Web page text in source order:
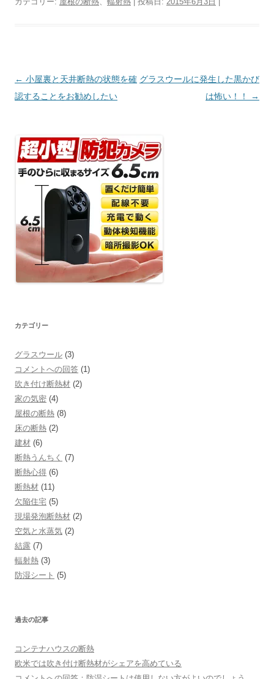
投
稿
ゲ
ー
ン
← 小屋裏と天井断熱の状態を確
認することをお勧めしたい
グラスウールに発生した黒かび
は怖い！！
→
カテゴリー
グラスウール (3)
コメントへの回答 (1)
吹き付け断熱材 (2)
家の気密 (4)
屋根の断熱 (8)
床の断熱 (2)
建材 (6)
断熱うんちく (7)
断熱心得 (6)
断熱材 (11)
欠陥住宅 (5)
現場発泡断熱材 (2)
空気と水蒸気 (2)
結露 (7)
輻射熱 (3)
防湿シート (5)
過去の記事
コンテナハウスの断熱
欧米では吹き付け断熱材がシェアを高めている